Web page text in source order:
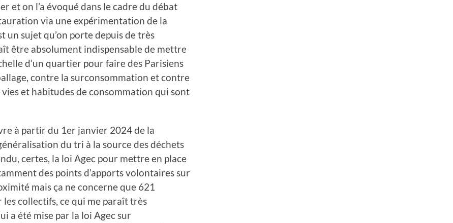
et on l’a évoqué dans le cadre du débat
via une expérimentation de la
un sujet qu’on porte depuis de très
être absolument indispensable de mettre
d’un quartier pour faire des Parisiens
contre la surconsommation et contre
et habitudes de consommation qui sont
à partir du 1er janvier 2024 de la
du tri à la source des déchets
certes, la loi Agec pour mettre en place
des points d’apports volontaires sur
mais ça ne concerne que 621
collectifs, ce qui me paraît très
a été mise par la loi Agec sur